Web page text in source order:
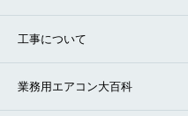
工事について
業務用エアコン大百科